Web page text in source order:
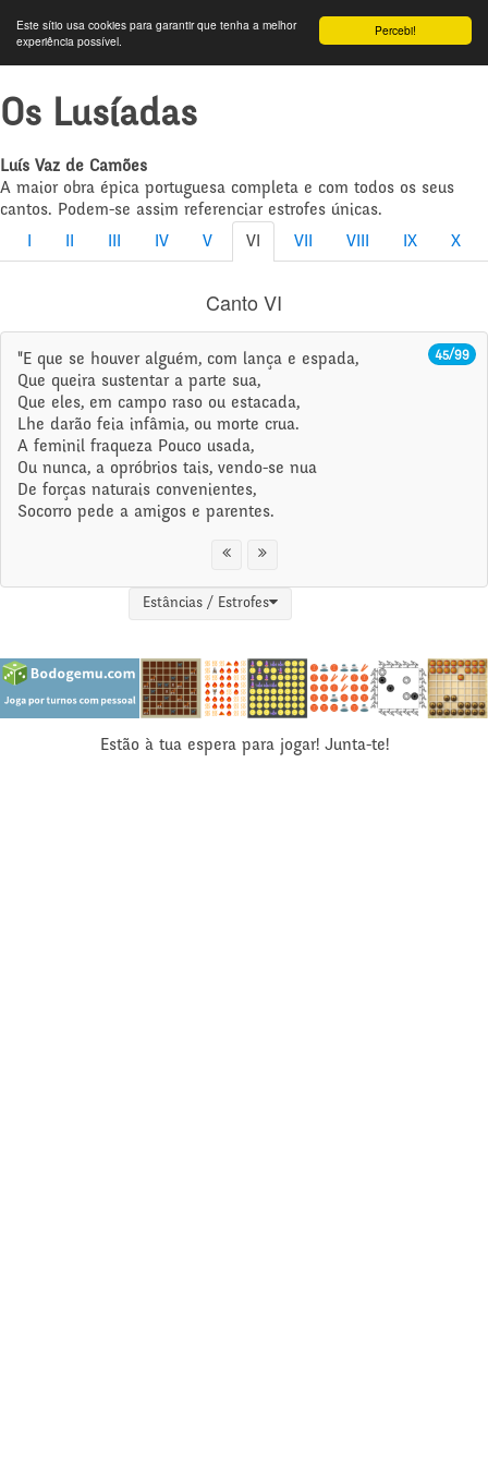
Percebi!
Este sítio usa cookies para garantir que tenha a melhor
experiência possível.
Os Lusíadas
Luís Vaz de Camões
A maior obra épica portuguesa completa e com todos os seus
cantos. Podem-se assim referenciar estrofes únicas.
IV V VI VII VIII IX X
Canto VI
45/99
"E que se houver alguém, com lança e espada,
Que queira sustentar a parte sua,
Que eles, em campo raso ou estacada,
Lhe darão feia infâmia, ou morte crua.
A feminil fraqueza Pouco usada,
Ou nunca, a opróbrios tais, vendo-se nua
De forças naturais convenientes,
Socorro pede a amigos e parentes.
Estâncias / Estrofes
Estão à tua espera para jogar! Junta-te!